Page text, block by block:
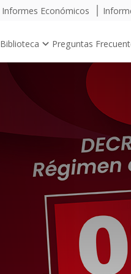
Informes Económicos
Biblioteca Preguntas